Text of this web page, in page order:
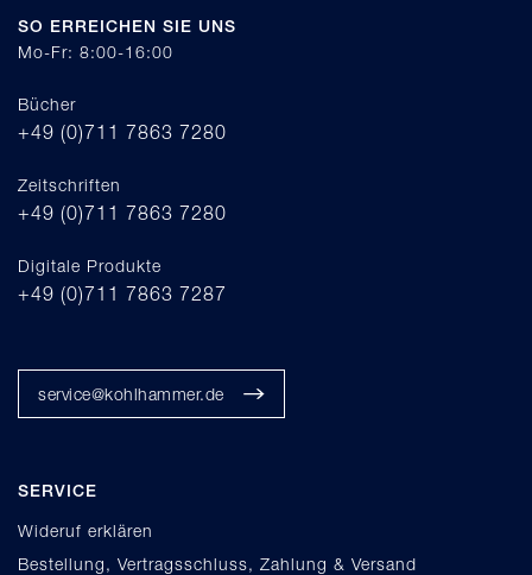
SO ERREICHEN SIE UNS
Mo-Fr: 8:00-16:00
Bücher
+49 (0)711 7863 7280
Zeitschriften
+49 (0)711 7863 7280
Digitale Produkte
+49 (0)711 7863 7287
service@kohlhammer.de
SERVICE
Wideruf erklären
Bestellung, Vertragsschluss, Zahlung & Versand